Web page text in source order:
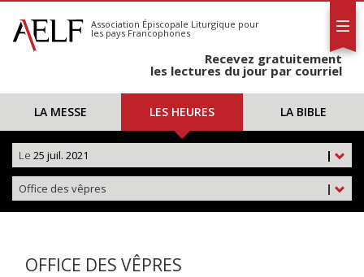
S'abonner
Calendrier
Association Épiscopale Liturgique pour
les pays Francophones
Recevez gratuitement
les lectures du jour par courriel
LA MESSE LES HEURES LA BIBLE
|
Le 25 juil. 2021
|
Office des vêpres
OFFICE DES VÊPRES